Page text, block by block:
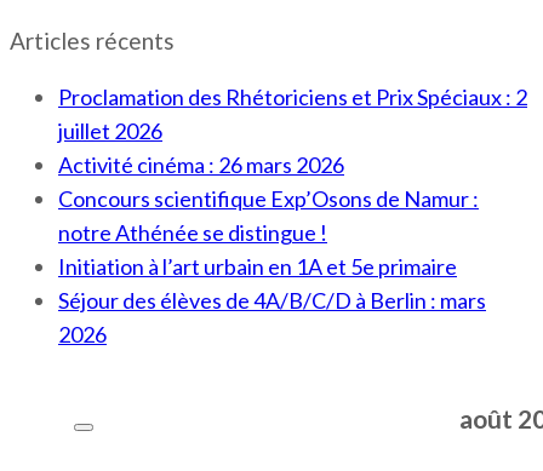
Articles récents
Proclamation des Rhétoriciens et Prix Spéciaux : 2
juillet 2026
Activité cinéma : 26 mars 2026
Concours scientifique Exp’Osons de Namur :
notre Athénée se distingue !
Initiation à l’art urbain en 1A et 5e primaire
Séjour des élèves de 4A/B/C/D à Berlin : mars
2026
août